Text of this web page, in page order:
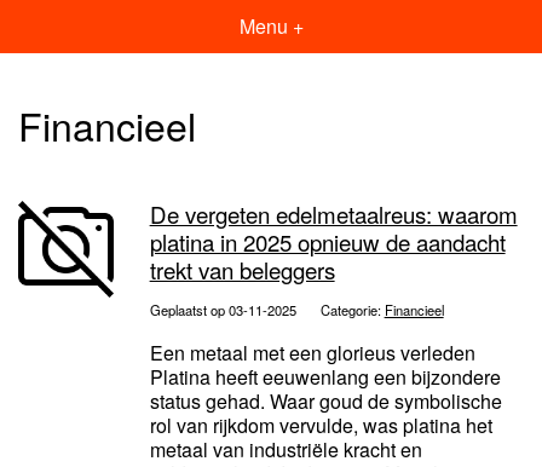
Menu +
Financieel
De vergeten edelmetaalreus: waarom
platina in 2025 opnieuw de aandacht
trekt van beleggers
Geplaatst op 03-11-2025 Categorie: Financieel
Een metaal met een glorieus verleden
Platina heeft eeuwenlang een bijzondere
status gehad. Waar goud de symbolische
rol van rijkdom vervulde, was platina het
metaal van industriële kracht en